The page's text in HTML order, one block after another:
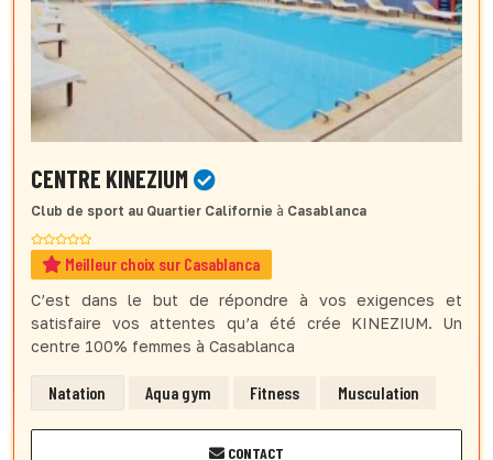
CENTRE KINEZIUM
Club de sport au Quartier Californie à Casablanca
Meilleur choix sur Casablanca
C’est dans le but de répondre à vos exigences et
satisfaire vos attentes qu’a été crée KINEZIUM. Un
centre 100% femmes à Casablanca
Natation Aqua gym Fitness Musculation
CONTACT